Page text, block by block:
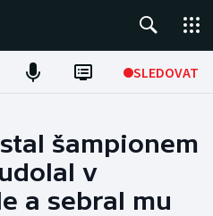
SLEDOVAT
šampionem
v
a sebral mu